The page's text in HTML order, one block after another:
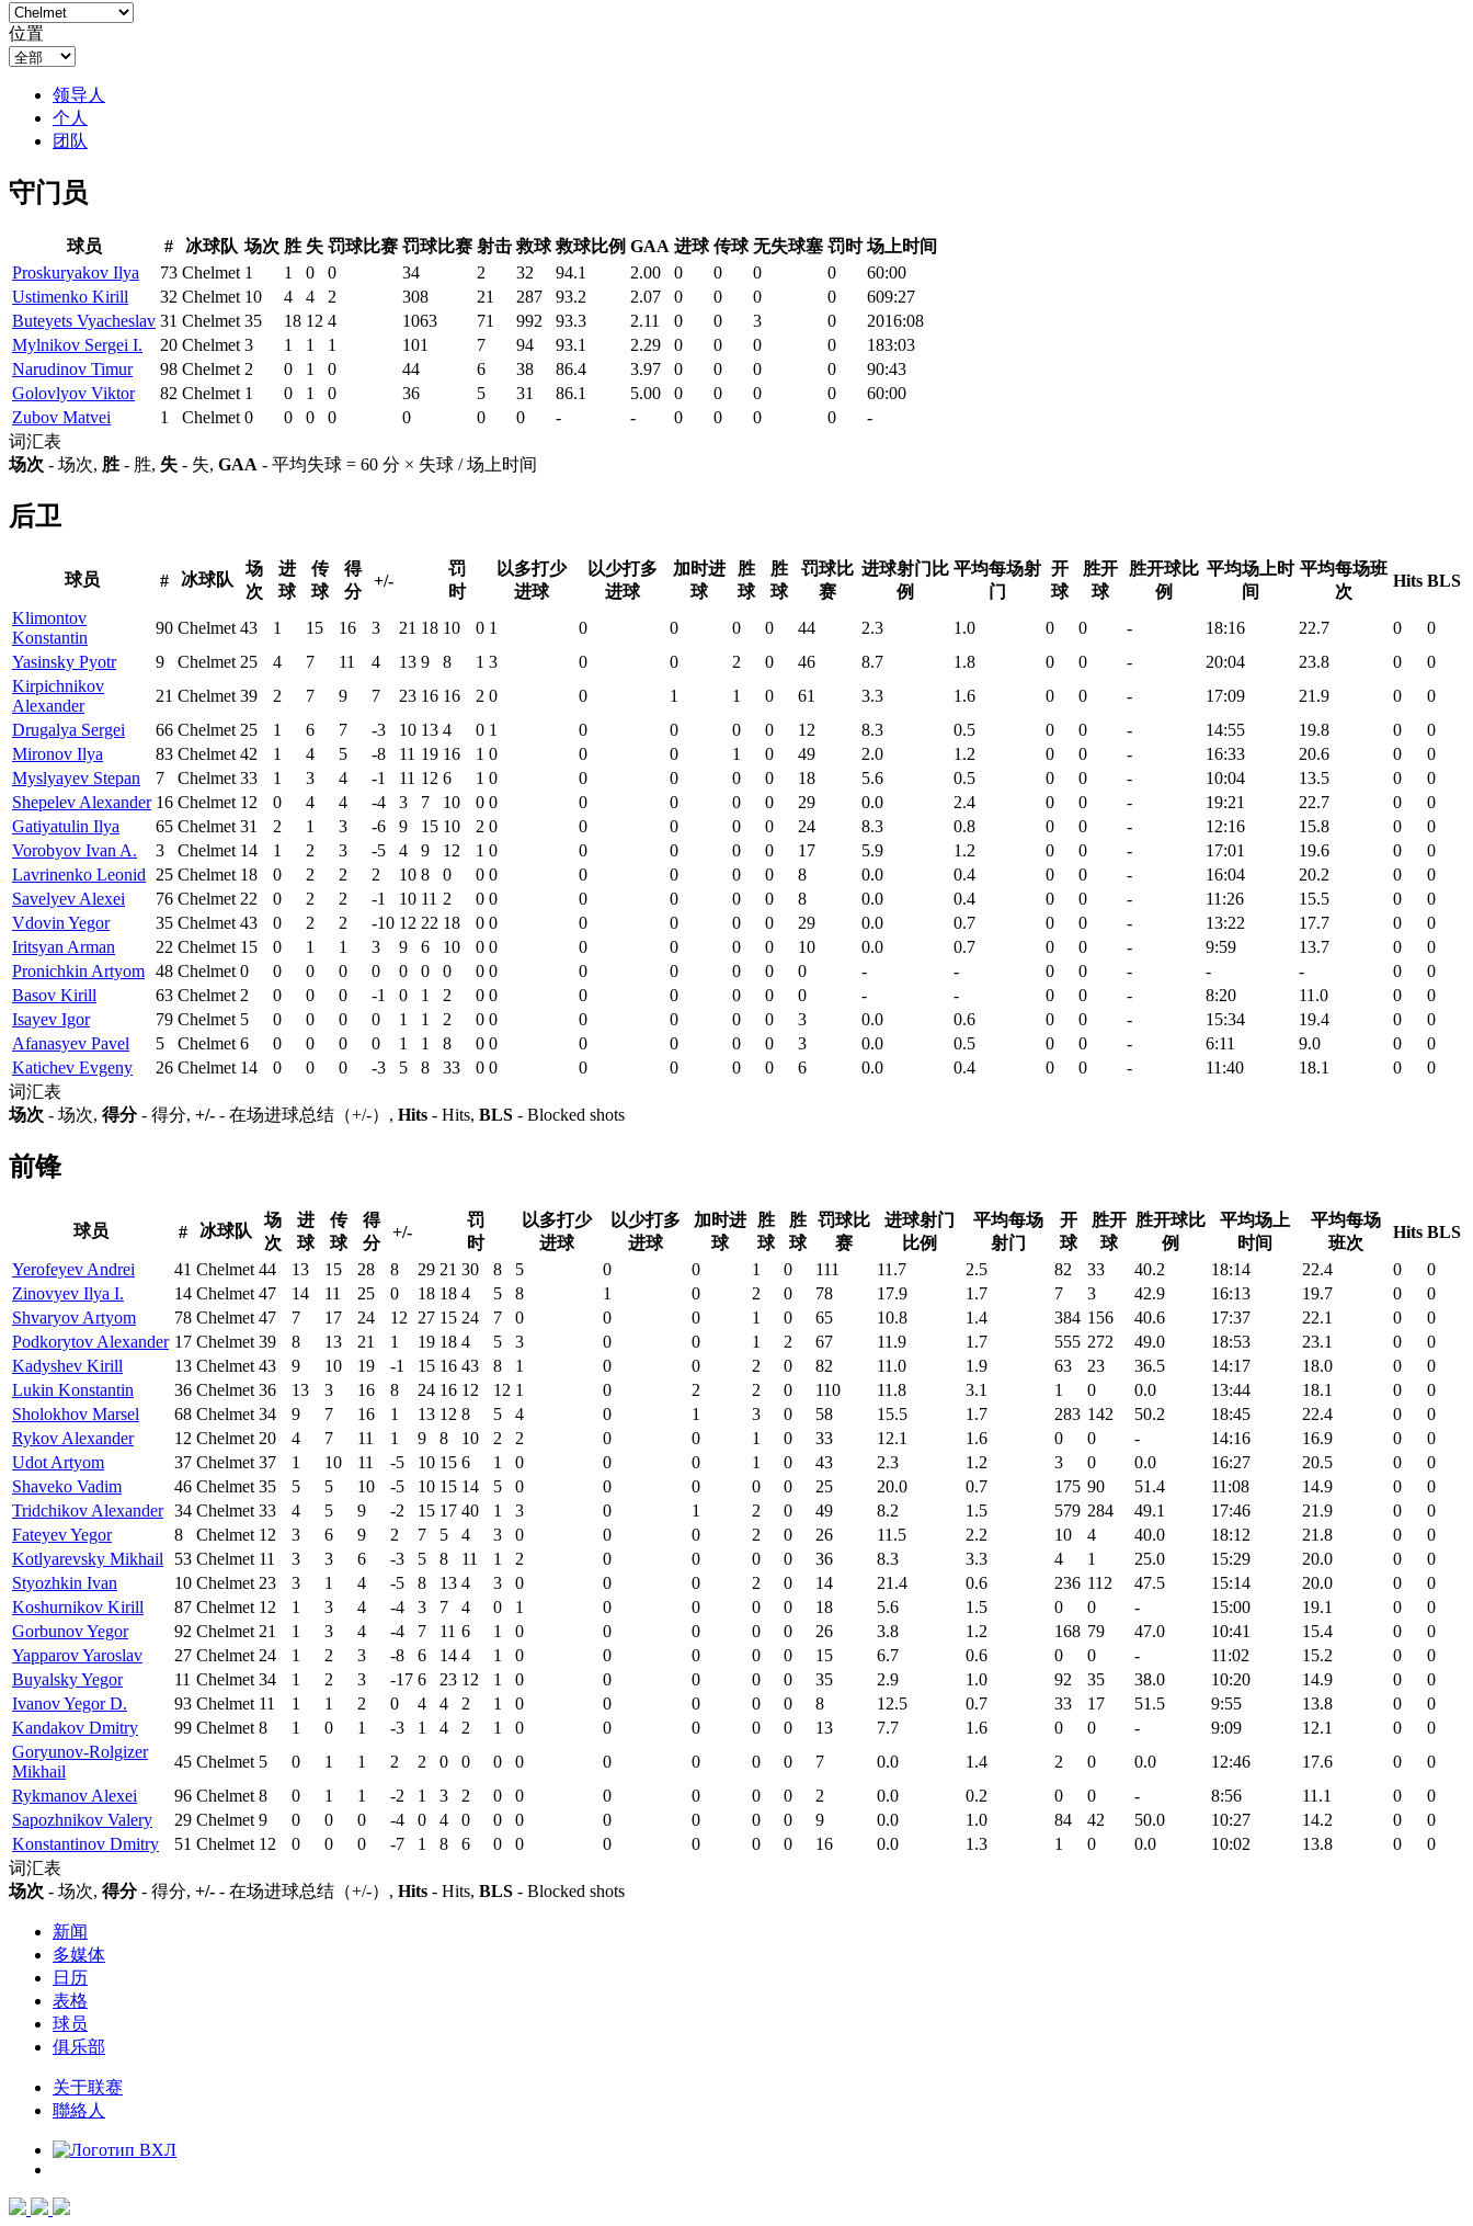
位置
领导人
个人
团队
守门员
球员 # 冰球队 场次 胜 失 罚球比赛 罚球比赛 射击 救球 救球比例 GAA 进球 传球 无失球塞 罚时 场上时间
Proskuryakov Ilya
73 Chelmet 1 1 0 0 34 2 32 94.1 2.00 0 0 0 0
60:00
Ustimenko Kirill
32 Chelmet 10 4 4 2 308 21 287 93.2 2.07 0 0 0 0
609:27
Buteyets Vyacheslav 31 Chelmet 35 18 12 4 1063 71 992 93.3 2.11 0 0 3 0
2016:08
Mylnikov Sergei I.
20 Chelmet 3 1 1 1 101 7 94 93.1 2.29 0 0 0 0
183:03
Narudinov Timur
98 Chelmet 2 0 1 0 44 6 38 86.4 3.97 0 0 0 0
90:43
Golovlyov Viktor
82 Chelmet 1 0 1 0 36 5 31 86.1 5.00 0 0 0 0
60:00
Zubov Matvei
1 Chelmet 0 0 0 0 0 0 0 - - 0 0 0 0
-
词汇表
场次 - 场次, 胜 - 胜, 失 - 失, GAA - 平均失球 = 60 分 × 失球 / 场上时间
后卫
球员 # 冰球队
场
次
进
球
传
球
得
分
+/-
罚
时
以多打少
进球
以少打多
进球
加时进
球
胜
球
胜
球
罚球比
赛
进球射门比
例
平均每场射
门
开
球
胜开
球
胜开球比
例
平均场上时
间
平均每场班
次
Hits BLS
Klimontov
Konstantin
90 Chelmet 43 1 15 16 3 21 18 10 0 1 0 0 0 0 44 2.3 1.0 0 0 - 18:16 22.7 0
0
Yasinsky Pyotr
9 Chelmet 25 4 7 11 4 13 9 8 1 3 0 0 2 0 46 8.7 1.8 0 0 - 20:04 23.8 0
0
Kirpichnikov
Alexander
21 Chelmet 39 2 7 9 7 23 16 16 2 0 0 1 1 0 61 3.3 1.6 0 0 - 17:09 21.9 0
0
Drugalya Sergei
66 Chelmet 25 1 6 7 -3 10 13 4 0 1 0 0 0 0 12 8.3 0.5 0 0 - 14:55 19.8 0
0
Mironov Ilya
83 Chelmet 42 1 4 5 -8 11 19 16 1 0 0 0 1 0 49 2.0 1.2 0 0 - 16:33 20.6 0
0
Myslyayev Stepan
7 Chelmet 33 1 3 4 -1 11 12 6 1 0 0 0 0 0 18 5.6 0.5 0 0 - 10:04 13.5 0
0
Shepelev Alexander 16 Chelmet 12 0 4 4 -4 3 7 10 0 0 0 0 0 0 29 0.0 2.4 0 0 - 19:21 22.7 0
0
Gatiyatulin Ilya
65 Chelmet 31 2 1 3 -6 9 15 10 2 0 0 0 0 0 24 8.3 0.8 0 0 - 12:16 15.8 0
0
Vorobyov Ivan A.
3 Chelmet 14 1 2 3 -5 4 9 12 1 0 0 0 0 0 17 5.9 1.2 0 0 - 17:01 19.6 0
0
Lavrinenko Leonid 25 Chelmet 18 0 2 2 2 10 8 0 0 0 0 0 0 0 8 0.0 0.4 0 0 - 16:04 20.2 0
0
Savelyev Alexei
76 Chelmet 22 0 2 2 -1 10 11 2 0 0 0 0 0 0 8 0.0 0.4 0 0 - 11:26 15.5 0
0
Vdovin Yegor
35 Chelmet 43 0 2 2 -10 12 22 18 0 0 0 0 0 0 29 0.0 0.7 0 0 - 13:22 17.7 0
0
Iritsyan Arman
22 Chelmet 15 0 1 1 3 9 6 10 0 0 0 0 0 0 10 0.0 0.7 0 0 - 9:59 13.7 0
0
Pronichkin Artyom 48 Chelmet 0 0 0 0 0 0 0 0 0 0 0 0 0 0 0 - - 0 0 - - - 0
0
Basov Kirill
63 Chelmet 2 0 0 0 -1 0 1 2 0 0 0 0 0 0 0 - - 0 0 - 8:20 11.0 0
0
Isayev Igor
79 Chelmet 5 0 0 0 0 1 1 2 0 0 0 0 0 0 3 0.0 0.6 0 0 - 15:34 19.4 0
0
Afanasyev Pavel
5 Chelmet 6 0 0 0 0 1 1 8 0 0 0 0 0 0 3 0.0 0.5 0 0 - 6:11 9.0 0
0
Katichev Evgeny
26 Chelmet 14 0 0 0 -3 5 8 33 0 0 0 0 0 0 6 0.0 0.4 0 0 - 11:40 18.1 0
0
词汇表
场次 - 场次, 得分- 得分, +/- - 在场进球总结（+/-）, Hits - Hits, BLS - Blocked shots
前锋
球员 # 冰球队
场
次
进
球
传
球
得
分
+/-
罚
时
以多打少
进球
以少打多
进球
加时进
球
胜
球
胜
球
罚球比
赛
进球射门
比例
平均每场
射门
开
球
胜开
球
胜开球比
例
平均场上
时间
平均每场
班次
Hits BLS
Yerofeyev Andrei
41 Chelmet 44 13 15 28 8 29 21 30 8 5 0 0 1 0 111 11.7 2.5 82 33 40.2 18:14 22.4 0
0
Zinovyev Ilya I.
14 Chelmet 47 14 11 25 0 18 18 4 5 8 1 0 2 0 78 17.9 1.7 7 3 42.9 16:13 19.7 0
0
Shvaryov Artyom
78 Chelmet 47 7 17 24 12 27 15 24 7 0 0 0 1 0 65 10.8 1.4 384 156 40.6 17:37 22.1 0
0
Podkorytov Alexander 17 Chelmet 39 8 13 21 1 19 18 4 5 3 0 0 1 2 67 11.9 1.7 555 272 49.0 18:53 23.1 0
0
Kadyshev Kirill
13 Chelmet 43 9 10 19 -1 15 16 43 8 1 0 0 2 0 82 11.0 1.9 63 23 36.5 14:17 18.0 0
0
Lukin Konstantin
36 Chelmet 36 13 3 16 8 24 16 12 12 1 0 2 2 0 110 11.8 3.1 1 0 0.0 13:44 18.1 0
0
Sholokhov Marsel
68 Chelmet 34 9 7 16 1 13 12 8 5 4 0 1 3 0 58 15.5 1.7 283 142 50.2 18:45 22.4 0
0
Rykov Alexander
12 Chelmet 20 4 7 11 1 9 8 10 2 2 0 0 1 0 33 12.1 1.6 0 0 - 14:16 16.9 0
0
Udot Artyom
37 Chelmet 37 1 10 11 -5 10 15 6 1 0 0 0 1 0 43 2.3 1.2 3 0 0.0 16:27 20.5 0
0
Shaveko Vadim
46 Chelmet 35 5 5 10 -5 10 15 14 5 0 0 0 0 0 25 20.0 0.7 175 90 51.4 11:08 14.9 0
0
Tridchikov Alexander 34 Chelmet 33 4 5 9 -2 15 17 40 1 3 0 1 2 0 49 8.2 1.5 579 284 49.1 17:46 21.9 0
0
Fateyev Yegor
8 Chelmet 12 3 6 9 2 7 5 4 3 0 0 0 2 0 26 11.5 2.2 10 4 40.0 18:12 21.8 0
0
Kotlyarevsky Mikhail
53 Chelmet 11 3 3 6 -3 5 8 11 1 2 0 0 0 0 36 8.3 3.3 4 1 25.0 15:29 20.0 0
0
Styozhkin Ivan
10 Chelmet 23 3 1 4 -5 8 13 4 3 0 0 0 2 0 14 21.4 0.6 236 112 47.5 15:14 20.0 0
0
Koshurnikov Kirill
87 Chelmet 12 1 3 4 -4 3 7 4 0 1 0 0 0 0 18 5.6 1.5 0 0 - 15:00 19.1 0
0
Gorbunov Yegor
92 Chelmet 21 1 3 4 -4 7 11 6 1 0 0 0 0 0 26 3.8 1.2 168 79 47.0 10:41 15.4 0
0
Yapparov Yaroslav
27 Chelmet 24 1 2 3 -8 6 14 4 1 0 0 0 0 0 15 6.7 0.6 0 0 - 11:02 15.2 0
0
Buyalsky Yegor
11 Chelmet 34 1 2 3 -17 6 23 12 1 0 0 0 0 0 35 2.9 1.0 92 35 38.0 10:20 14.9 0
0
Ivanov Yegor D.
93 Chelmet 11 1 1 2 0 4 4 2 1 0 0 0 0 0 8 12.5 0.7 33 17 51.5 9:55 13.8 0
0
Kandakov Dmitry
99 Chelmet 8 1 0 1 -3 1 4 2 1 0 0 0 0 0 13 7.7 1.6 0 0 - 9:09 12.1 0
0
Goryunov-Rolgizer
Mikhail
45 Chelmet 5 0 1 1 2 2 0 0 0 0 0 0 0 0 7 0.0 1.4 2 0 0.0 12:46 17.6 0
0
Rykmanov Alexei
96 Chelmet 8 0 1 1 -2 1 3 2 0 0 0 0 0 0 2 0.0 0.2 0 0 - 8:56 11.1 0
0
Sapozhnikov Valery
29 Chelmet 9 0 0 0 -4 0 4 0 0 0 0 0 0 0 9 0.0 1.0 84 42 50.0 10:27 14.2 0
0
Konstantinov Dmitry
51 Chelmet 12 0 0 0 -7 1 8 6 0 0 0 0 0 0 16 0.0 1.3 1 0 0.0 10:02 13.8 0
0
词汇表
场次 - 场次, 得分- 得分, +/- - 在场进球总结（+/-）, Hits - Hits, BLS - Blocked shots
新闻
多媒体
日历
表格
球员
俱乐部
关于联赛
聯絡人